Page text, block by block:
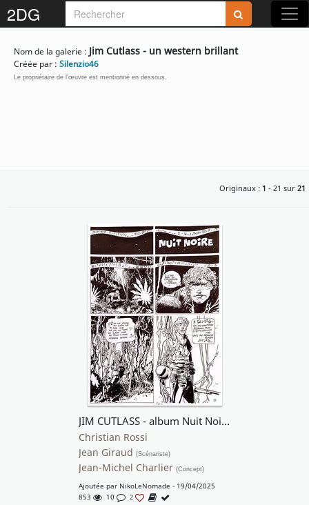
2DG Rejoignez-nous sur 2DG !
S'inscrire
Nom de la galerie : Jim Cutlass - un western brillant
Créée par : Silenzio46
Le propriétaire de l'œuvre est mentionné en dessous.
Originaux : 1 - 21 sur 21
JIM CUTLASS - album Nuit Noire (1999) - planche 1
Christian Rossi
Jean Giraud (Scénariste)
Jean-Michel Charlier (Concept)
Ajoutée par NikoLeNomade - 19/04/2025
853
10 2